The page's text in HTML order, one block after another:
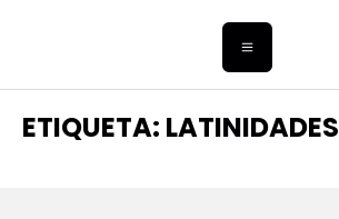
ETIQUETA: LATINIDADES